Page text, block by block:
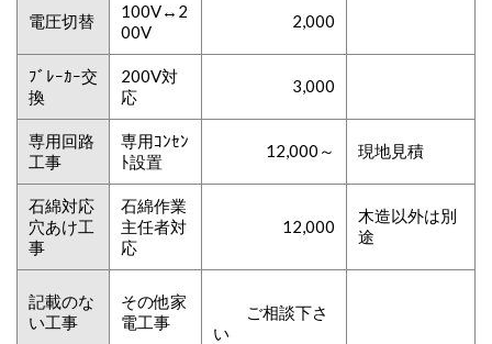
電圧切替
100V↔2
00V
2,000
ﾌﾞﾚｰｶｰ交
換
200V対
応
3,000
専用回路
工事
専用ｺﾝｾﾝ
ﾄ設置
12,000～ 現地見積
石綿対応
穴あけ工
事
石綿作業
主任者対
応
12,000
木造以外は別
途
記載のな
い工事
その他家
電工事
ご相談下さ
い